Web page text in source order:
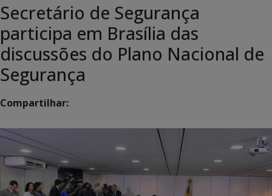
Secretário de Segurança
participa em Brasília das
discussões do Plano Nacional de
Segurança
Compartilhar: